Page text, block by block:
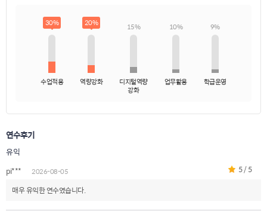
30%
수업적용
20%
역량강화
15%
디지털역량
강화
10%
업무활용
9%
학급운영
연수후기
유익
pi*** 2026-08-05
5 / 5
매우 유익한 연수였습니다.